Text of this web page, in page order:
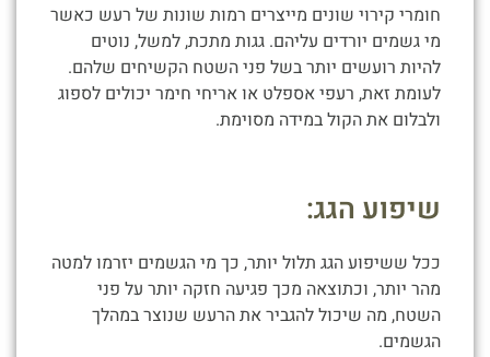
חומרי קירוי שונים מייצרים רמות שונות של רעש כאשר
מי גשמים יורדים עליהם. גגות מתכת, למשל, נוטים
להיות רועשים יותר בשל פני השטח הקשיחים שלהם.
לעומת זאת, רעפי אספלט או אריחי חימר יכולים לספוג
ולבלום את הקול במידה מסוימת.
שיפוע הגג:
ככל ששיפוע הגג תלול יותר, כך מי הגשמים יזרמו למטה
מהר יותר, וכתוצאה מכך פגיעה חזקה יותר על פני
השטח, מה שיכול להגביר את הרעש שנוצר במהלך
הגשמים.